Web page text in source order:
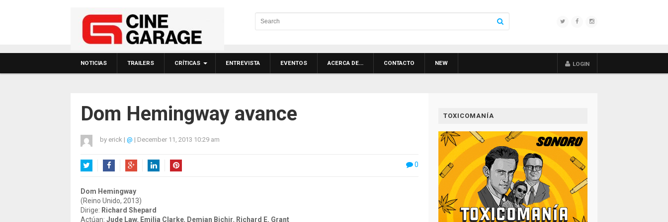
NOTICIAS TRAILERS CRÍTICAS ENTREVISTA EVENTOS ACERCA DE… CONTACTO NEW LOGIN
Dom Hemingway avance
by erick | @ | December 11, 2013 10:29 am
0
Dom Hemingway
(Reino Unido, 2013)
Dirige: Richard Shepard
Actúan: Jude Law, Emilia Clarke, Demian Bichir, Richard E. Grant
TOXICOMANÍA